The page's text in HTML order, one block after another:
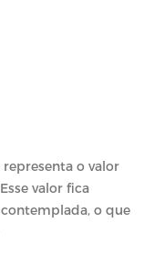
o valor
valor fica
o que